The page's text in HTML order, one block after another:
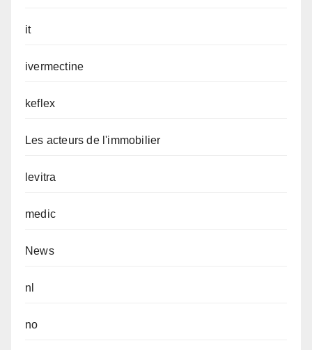
it
ivermectine
keflex
Les acteurs de l'immobilier
levitra
medic
News
nl
no